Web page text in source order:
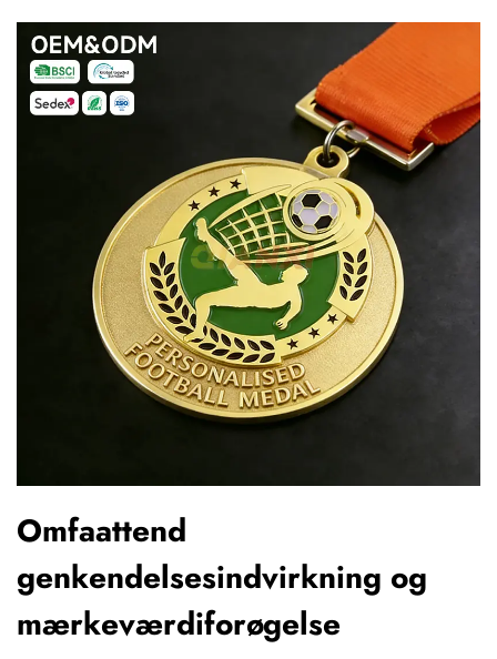
Omfaattend
genkendelsesindvirkning og
mærkeværdiforøgelse